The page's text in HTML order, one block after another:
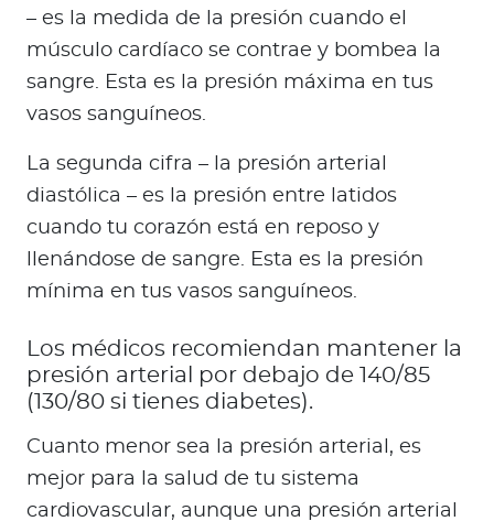
– es la medida de la presión cuando el
músculo cardíaco se contrae y bombea la
sangre. Esta es la presión máxima en tus
vasos sanguíneos.
La segunda cifra – la presión arterial
diastólica – es la presión entre latidos
cuando tu corazón está en reposo y
llenándose de sangre. Esta es la presión
mínima en tus vasos sanguíneos.
Los médicos recomiendan mantener la
presión arterial por debajo de 140/85
(130/80 si tienes diabetes).
Cuanto menor sea la presión arterial, es
mejor para la salud de tu sistema
cardiovascular, aunque una presión arterial